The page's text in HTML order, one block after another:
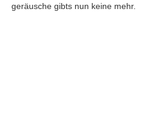
geräusche gibts nun keine mehr.